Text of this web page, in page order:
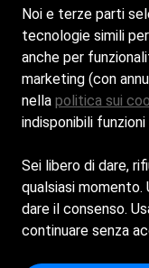
Home
Ristorante &
© Copyright 2025
Noi e terze parti
tecnologie simili
anche per
marketing (con
nella politica sui
indisponibili
Sei libero di dare,
qualsiasi
dare il consenso.
continuare senza